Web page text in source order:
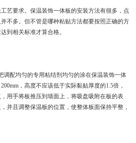
艺要求。保温装饰一体板的安装方法有很多，点
不多。但不管是哪种粘贴方法都要按照正确的方
到相关标准才算合格。
调配均匀的专用粘结剂均匀的涂在保温装饰一体
，高度不应该低于实际黏贴厚度的1.5倍，
用手将板推压到墙面上，将吸盘吸附在板的表
并且调整保温板的位置，使整体板面保持平整，